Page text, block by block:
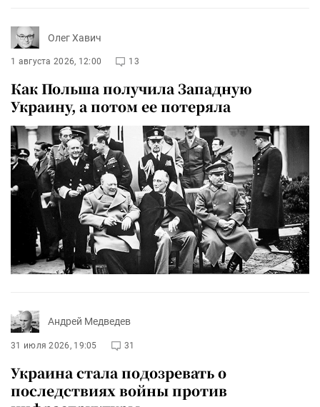
Олег Хавич
1 августа 2026, 12:00 13
Как Польша получила Западную
Украину, а потом ее потеряла
Андрей Медведев
31 июля 2026, 19:05 31
Украина стала подозревать о
последствиях войны против